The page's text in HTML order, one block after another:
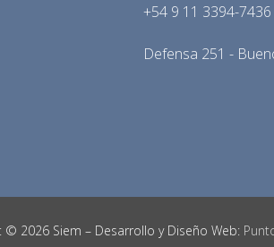
+54 9 11 3394-7436
Defensa 251 -
© 2026 Siem – Desarrollo y Diseño Web: